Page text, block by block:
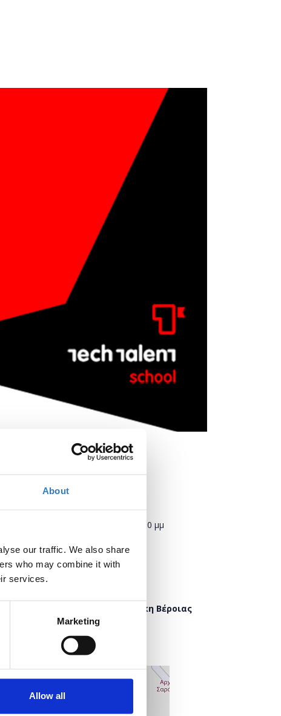
About
our traffic. We also share
who may combine it with
services.
Marketing
Allow all
6:00 μμ
Προσθήκη στο ημερολόγιό σας
Δημόσια Κεντρική Βιβλιοθήκη Βέροιας
591 32 Βέροια
Ημαθία, Ελλάδα
+